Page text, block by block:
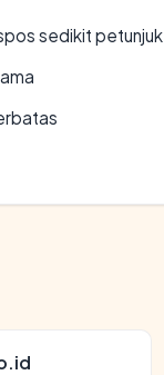
sedikit petunjuk